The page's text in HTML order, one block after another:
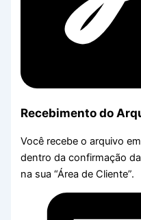
Recebimento do
Você recebe o arquivo
dentro da confirmação
na sua “Área de Cliente”.